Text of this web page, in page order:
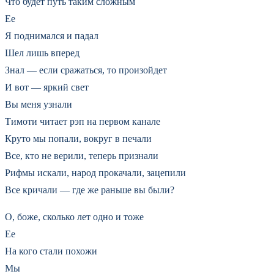
Ее
Я поднимался и падал
Шел лишь вперед
Знал — если сражаться, то произойдет
И вот — яркий свет
Вы меня узнали
Тимоти читает рэп на первом канале
Круто мы попали, вокруг в печали
Все, кто не верили, теперь признали
Рифмы искали, народ прокачали, зацепили
Все кричали — где же раньше вы были?
О, боже, сколько лет одно и тоже
Ее
На кого стали похожи
Мы